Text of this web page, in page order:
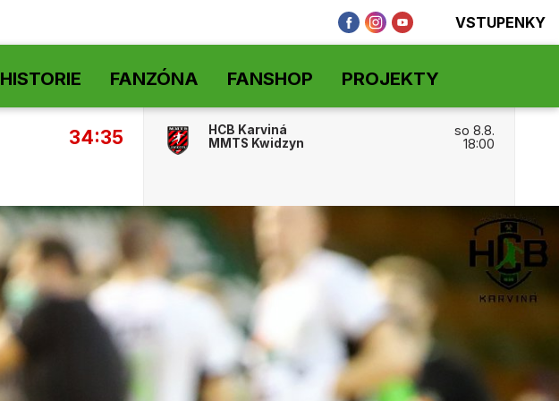
VSTUPENKY
HISTORIE FANZÓNA FANSHOP PROJEKTY
34:35
HCB Karviná
MMTS Kwidzyn
so 8.8.
18:00